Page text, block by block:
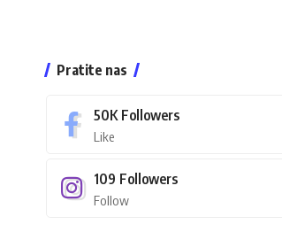
Pratite nas
50K Followers
Like
109 Followers
Follow